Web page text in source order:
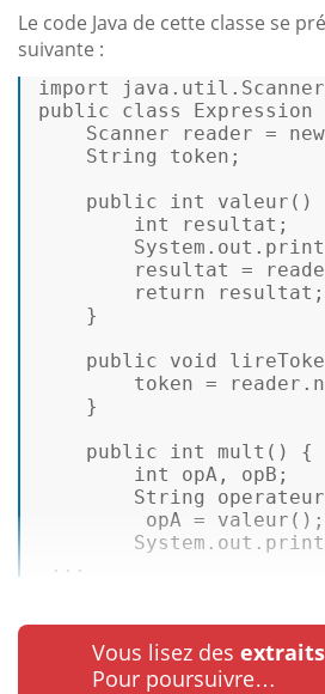
Le code Java de cette classe se
suivante :
public
class Expression
Scanner reader = new
String token;
public
int valeur ()
int
resultat;
System. out
resultat =
return resultat;
}
public
void
token =
}
public
int mult ()
{
int
opA, opB;
String
opA = valeur();
System. out
...
Vous lisez des
Pour poursuivre…